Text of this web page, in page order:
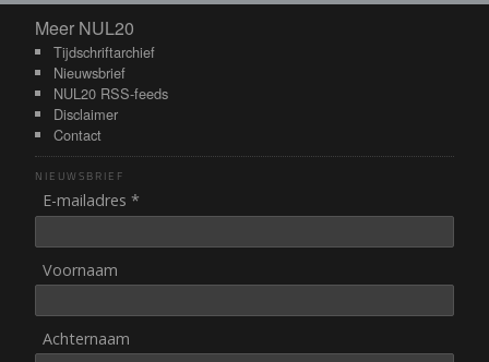
Meer NUL20
Meer NUL20
Tijdschriftarchief
Nieuwsbrief
NUL20 RSS-feeds
Disclaimer
Contact
NIEUWSBRIEF
E-mailadres *
Voornaam
Achternaam